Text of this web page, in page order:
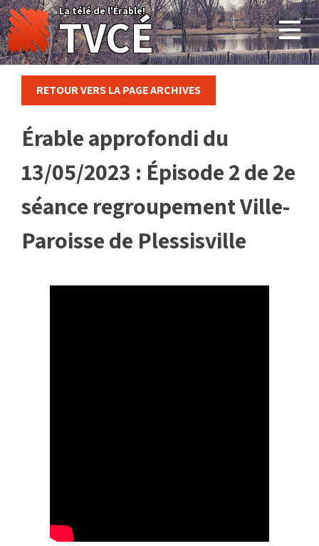
Skip
to
content
La télé de l'Érable!
TVCÉ
RETOUR VERS LA PAGE ARCHIVES
Érable approfondi du
13/05/2023 : Épisode 2 de 2e
séance regroupement Ville-
Paroisse de Plessisville